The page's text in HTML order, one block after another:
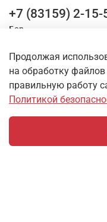
+7 (83159) 2-15-
Бор
Оставайтесь на связи
Продолжая
на обработку
правильную работу
Политикой